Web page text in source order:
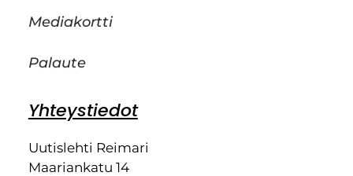
Mediakortti
Palaute
Yhteystiedot
Uutislehti Reimari
Maariankatu 14